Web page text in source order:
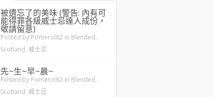
被遺忘了的美味 (警告: 內有可
能得罪各級威士忌達人成份，
敬請留意)
Posted by Pomerol82 in Blended,
Scotland, 威士忌
先~生~早~晨~
Posted by Pomerol82 in Blended,
Scotland, 威士忌